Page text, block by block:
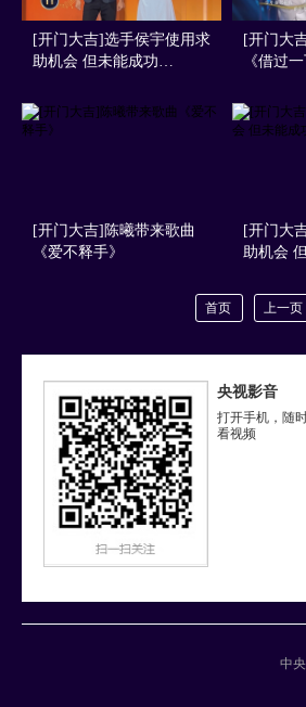
[开门大吉]选手侯宇使用求
助机会 但未能成功…
[开门大
《借过一
[开门大吉]陈曦带来歌曲
《爱不释手》
[开门大
助机会
首页 上一页
央视影音
打开手机，随
看视频
中